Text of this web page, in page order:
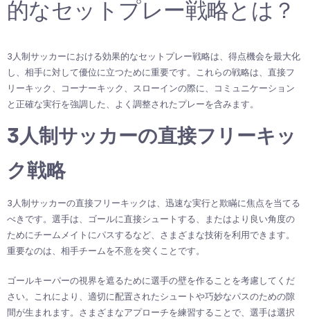
的なセットプレー戦略とは？
3人制サッカーにおける効果的なセットプレー戦略は、得点機会を最大化
し、相手に対して優位に立つために重要です。これらの戦略は、直接フ
リーキック、コーナーキック、スローインの際に、コミュニケーション
と正確な実行を強調した、よく調整されたプレーを含みます。
3人制サッカーの直接フリーキッ
ク戦略
3人制サッカーの直接フリーキックは、迅速な実行と欺瞞に焦点を当てる
べきです。選手は、ゴールに直接シュートする、またはより良い角度の
ためにチームメイトにパスするなど、さまざまな技術を利用できます。
重要なのは、相手チームを不意を突くことです。
ゴールキーパーの視界を遮るために選手の壁を作ることを考慮してくだ
さい。これにより、適切に配置されたシュートや巧妙なパスのための隙
間が生まれます。さまざまなアプローチを練習することで、選手は選択